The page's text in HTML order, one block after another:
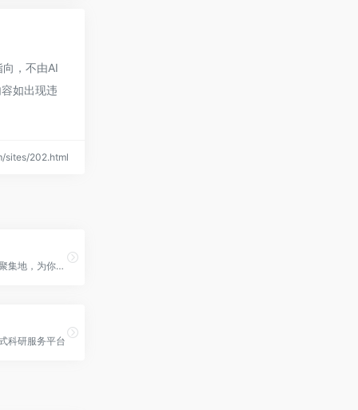
，不由AI
如出现违
sites/202.html
晓象：AI博主聚集地，为你生活齐出招。
科研服务平台